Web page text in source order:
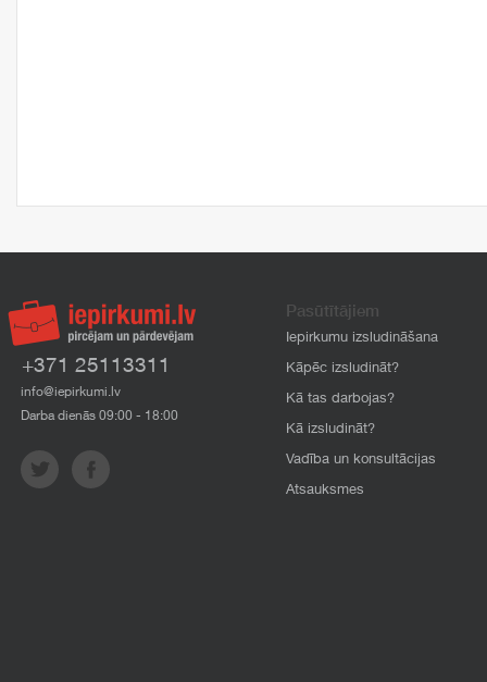
+371 25113311
info@iepirkumi.lv
Darba dienās 09:00 - 18:00
Pasūtītājiem
Iepirkumu izsludināšana
Kāpēc izsludināt?
Kā tas darbojas?
Kā izsludināt?
Vadība un konsultācijas
Atsauksmes